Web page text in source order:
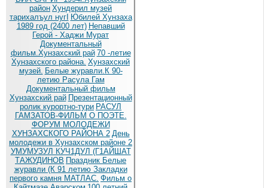
район Хундерил музей
тарихалъул нугI Юбилей Хунзаха
1989 год (2400 лет) Непавший
Герой - Хаджи Мурат
Документальный
фильм.Хунзахский рай 70 -летие
Хунзахского района. Хунзахский
музей. Белые журавли.К 90-
летию Расула Гам
Документальный фильм
Хунзахский рай Презентационный
ролик курортно-тури РАСУЛ
ГАМЗАТОВ-ФИЛЬМ О ПОЭТЕ.
ФОРУМ МОЛОДЕЖИ
ХУНЗАХСКОГО РАЙОНА 2 День
молодежи в Хунзахском районе 2
УМУМУЗУЛ КУЧ1ДУЛ (Г1АЙШАТ
ТАЖУДИНОВ Праздник Белые
журавли (К 91 летию Закладки
первого камня МАТЛАС. Фильм о